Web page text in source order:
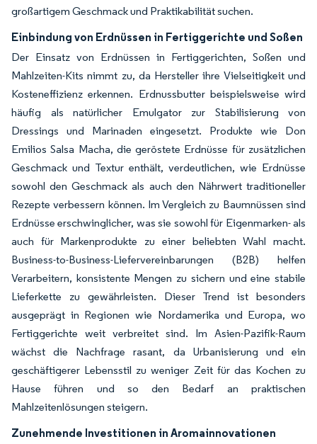
großartigem Geschmack und Praktikabilität suchen.
Einbindung von Erdnüssen in Fertiggerichte und Soßen
Der Einsatz von Erdnüssen in Fertiggerichten, Soßen und
Mahlzeiten-Kits nimmt zu, da Hersteller ihre Vielseitigkeit und
Kosteneffizienz erkennen. Erdnussbutter beispielsweise wird
häufig als natürlicher Emulgator zur Stabilisierung von
Dressings und Marinaden eingesetzt. Produkte wie Don
Emilios Salsa Macha, die geröstete Erdnüsse für zusätzlichen
Geschmack und Textur enthält, verdeutlichen, wie Erdnüsse
sowohl den Geschmack als auch den Nährwert traditioneller
Rezepte verbessern können. Im Vergleich zu Baumnüssen sind
Erdnüsse erschwinglicher, was sie sowohl für Eigenmarken- als
auch für Markenprodukte zu einer beliebten Wahl macht.
Business-to-Business-Liefervereinbarungen (B2B) helfen
Verarbeitern, konsistente Mengen zu sichern und eine stabile
Lieferkette zu gewährleisten. Dieser Trend ist besonders
ausgeprägt in Regionen wie Nordamerika und Europa, wo
Fertiggerichte weit verbreitet sind. Im Asien-Pazifik-Raum
wächst die Nachfrage rasant, da Urbanisierung und ein
geschäftigerer Lebensstil zu weniger Zeit für das Kochen zu
Hause führen und so den Bedarf an praktischen
Mahlzeitenlösungen steigern.
Zunehmende Investitionen in Aromainnovationen